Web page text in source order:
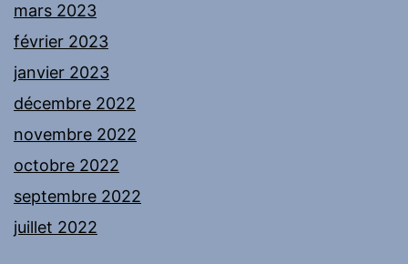
mars 2023
février 2023
janvier 2023
décembre 2022
novembre 2022
octobre 2022
septembre 2022
juillet 2022